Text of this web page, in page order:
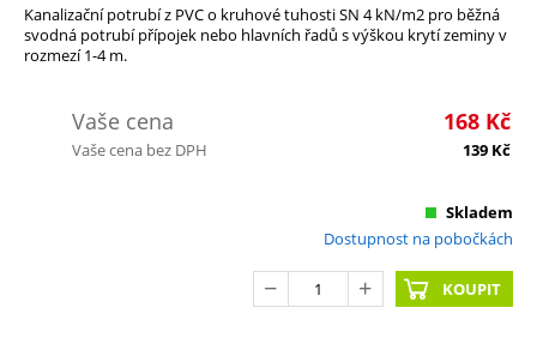
Kanalizační potrubí z PVC o kruhové tuhosti SN 4 kN/m2 pro běžná
svodná potrubí přípojek nebo hlavních řadů s výškou krytí zeminy v
rozmezí 1-4 m.
Vaše cena 168 Kč
Vaše cena bez DPH 139 Kč
Skladem
Dostupnost na pobočkách
KOUPIT